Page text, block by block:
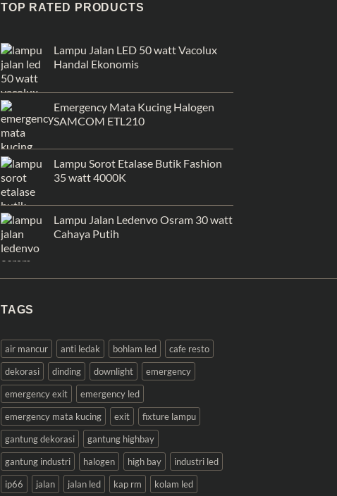
TOP RATED PRODUCTS
Lampu Jalan LED 50 watt Vacolux
Handal Ekonomis
Emergency Mata Kucing Halogen
SAMCOM ETL210
Lampu Sorot Etalase Butik Fashion
35 watt 4000K
Lampu Jalan Ledenvo Osram 30 watt
Cahaya Putih
TAGS
air mancur anti ledak bohlam led
cafe resto
dekorasi
dinding downlight
emergency
emergency exit
emergency led
emergency mata kucing
exit
fixture lampu
gantung dekorasi
gantung highbay
gantung industri
halogen high bay
industri led
ip66
jalan jalan led kap rm kolam led